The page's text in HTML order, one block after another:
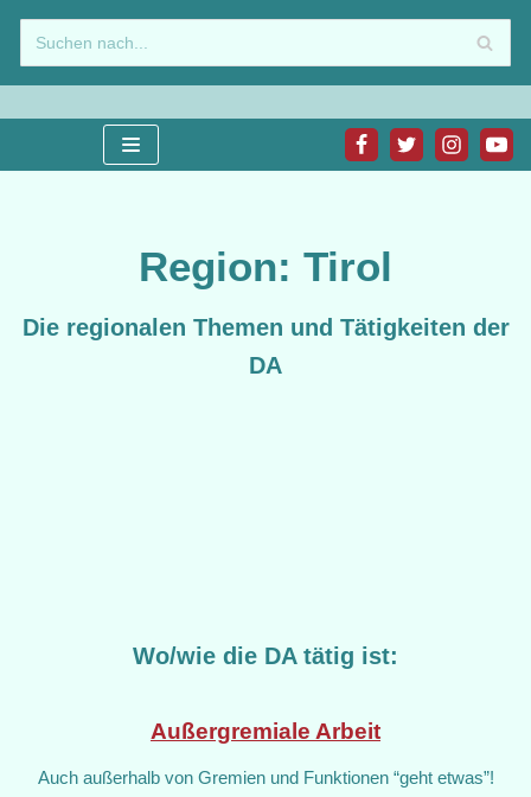
Zum
Inhalt
springen
Region: Tirol
Die regionalen Themen und Tätigkeiten der
DA
Wo/wie die DA tätig ist:
Außergremiale Arbeit
Auch außerhalb von Gremien und Funktionen “geht etwas”!